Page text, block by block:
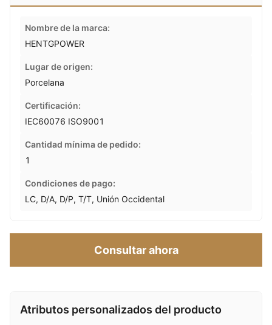
Nombre de la marca:
HENTGPOWER
Lugar de origen:
Porcelana
Certificación:
IEC60076 ISO9001
Cantidad mínima de pedido:
1
Condiciones de pago:
LC, D/A, D/P, T/T, Unión Occidental
Consultar ahora
Atributos personalizados del producto